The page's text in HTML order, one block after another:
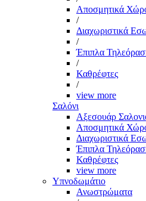
Αποσμητικά
/
Διαχωριστικά
/
Έπιπλα
/
Καθρέφτες
/
view more
Σαλόνι
Αξεσουάρ
Αποσμητικά
Διαχωριστικά
Έπιπλα
Καθρέφτες
view more
Υπνοδωμάτιο
Ανωστρώματα